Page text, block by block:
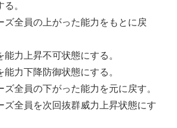
。
ズ全員の上がった能力をもとに戻
力上昇不可状態にする。
能力下降防御状態にする。
ズ全員の下がった能力を元に戻す。
ズ全員を次回抜群威力上昇状態にす